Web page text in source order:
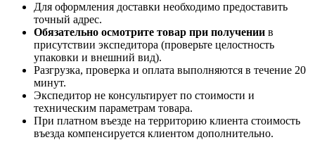
Для оформления доставки необходимо предоставить
точный адрес.
Обязательно осмотрите товар при получении в
присутствии экспедитора (проверьте целостность
упаковки и внешний вид).
Разгрузка, проверка и оплата выполняются в течение 20
минут.
Экспедитор не консультирует по стоимости и
техническим параметрам товара.
При платном въезде на территорию клиента стоимость
въезда компенсируется клиентом дополнительно.